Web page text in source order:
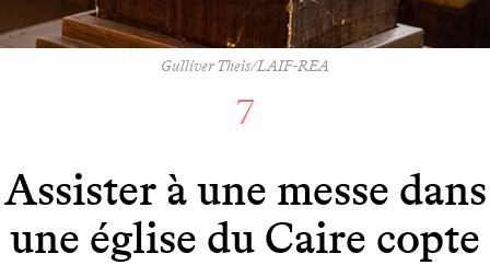
Gulliver Theis/LAIF-REA
7
Assister à une messe dans
une église du Caire copte